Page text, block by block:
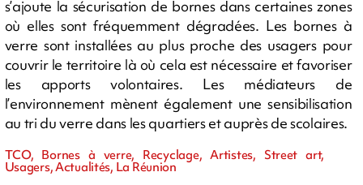
s’ajoute la sécurisation de bornes dans certaines zones
où elles sont fréquemment dégradées. Les bornes à
verre sont installées au plus proche des usagers pour
couvrir le territoire là où cela est nécessaire et favoriser
les apports volontaires. Les médiateurs de
l’environnement mènent également une sensibilisation
au tri du verre dans les quartiers et auprès de scolaires.
TCO, Bornes à verre, Recyclage, Artistes, Street art,
Usagers, Actualités, La Réunion